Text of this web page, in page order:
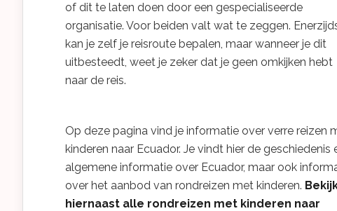
of dit te laten doen door een gespecialiseerde
organisatie. Voor beiden valt wat te zeggen.
kan je zelf je reisroute bepalen, maar wanneer je dit
uitbesteedt, weet je zeker dat je geen omkijken hebt
naar de reis.
Op deze pagina vind je informatie over verre reizen
kinderen naar Ecuador. Je vindt hier de geschiedenis
algemene informatie over Ecuador, maar ook
over het aanbod van rondreizen met kinderen.
hiernaast alle rondreizen met kinderen naar